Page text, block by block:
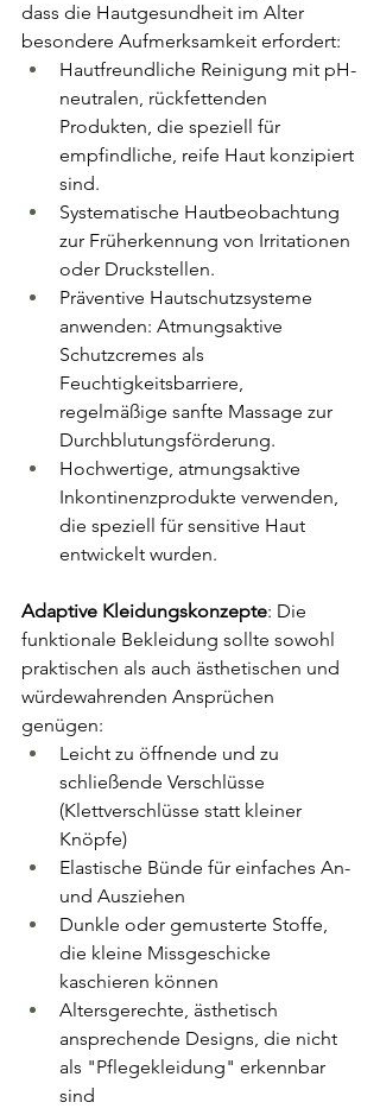
dass die Hautgesundheit im Alter
besondere Aufmerksamkeit erfordert:
Hautfreundliche Reinigung mit pH-
neutralen, rückfettenden
Produkten, die speziell für
empfindliche, reife Haut konzipiert
sind.
Systematische Hautbeobachtung
zur Früherkennung von Irritationen
oder Druckstellen.
Präventive Hautschutzsysteme
anwenden: Atmungsaktive
Schutzcremes als
Feuchtigkeitsbarriere,
regelmäßige sanfte Massage zur
Durchblutungsförderung.
Hochwertige, atmungsaktive
Inkontinenzprodukte verwenden,
die speziell für sensitive Haut
entwickelt wurden.
Adaptive Kleidungskonzepte: Die
funktionale Bekleidung sollte sowohl
praktischen als auch ästhetischen und
würdewahrenden Ansprüchen
genügen:
Leicht zu öffnende und zu
schließende Verschlüsse
(Klettverschlüsse statt kleiner
Knöpfe)
Elastische Bünde für einfaches An-
und Ausziehen
Dunkle oder gemusterte Stoffe,
die kleine Missgeschicke
kaschieren können
Altersgerechte, ästhetisch
ansprechende Designs, die nicht
als "Pflegekleidung" erkennbar
sind